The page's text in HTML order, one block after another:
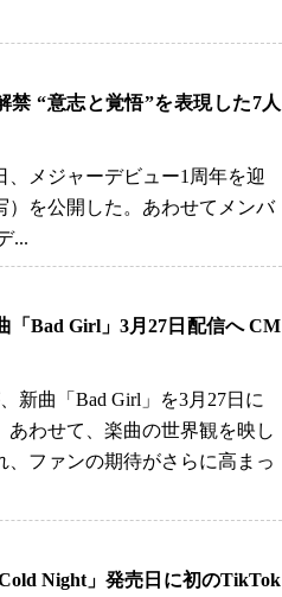
“意志と覚悟”を表現した7人
メジャーデビュー1周年を迎
）を公開した。あわせてメンバ
...
「Bad Girl」3月27日配信へ CM
新曲「Bad Girl」を3月27日に
わせて、楽曲の世界観を映し
ファンの期待がさらに高まっ
Night」発売日に初のTikTok